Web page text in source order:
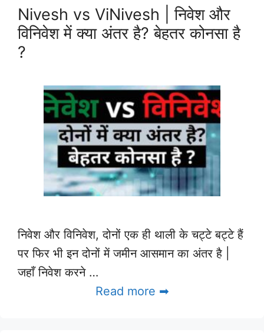
Nivesh vs ViNivesh | निवेश और
विनिवेश में क्या अंतर है? बेहतर कोनसा है
?
निवेश और विनिवेश, दोनों एक ही थाली के चट्टे बट्टे हैं
पर फिर भी इन दोनों में जमीन आसमान का अंतर है |
जहाँ निवेश करने …
Read more ➡